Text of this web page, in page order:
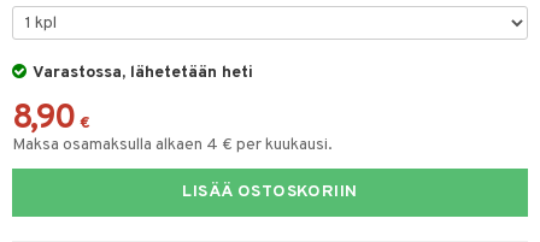
Varastossa, lähetetään heti
8,90 €
Maksa osamaksulla alkaen 4 € per kuukausi.
LISÄÄ OSTOSKORIIN
& Vihannesveitset
sisustus
tarvikkeita
koristelu